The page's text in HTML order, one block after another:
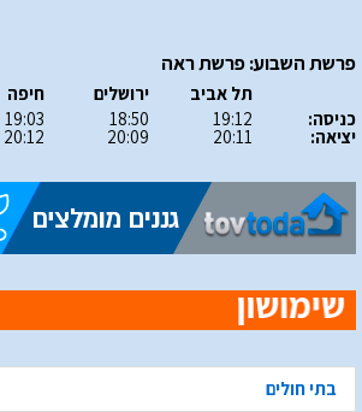
פרשת השבוע: פרשת ראה
כניסה:
יציאה:
תל אביב
19:12
20:11
ירושלים
18:50
20:09
חיפה
19:03
20:12
בתי חולים